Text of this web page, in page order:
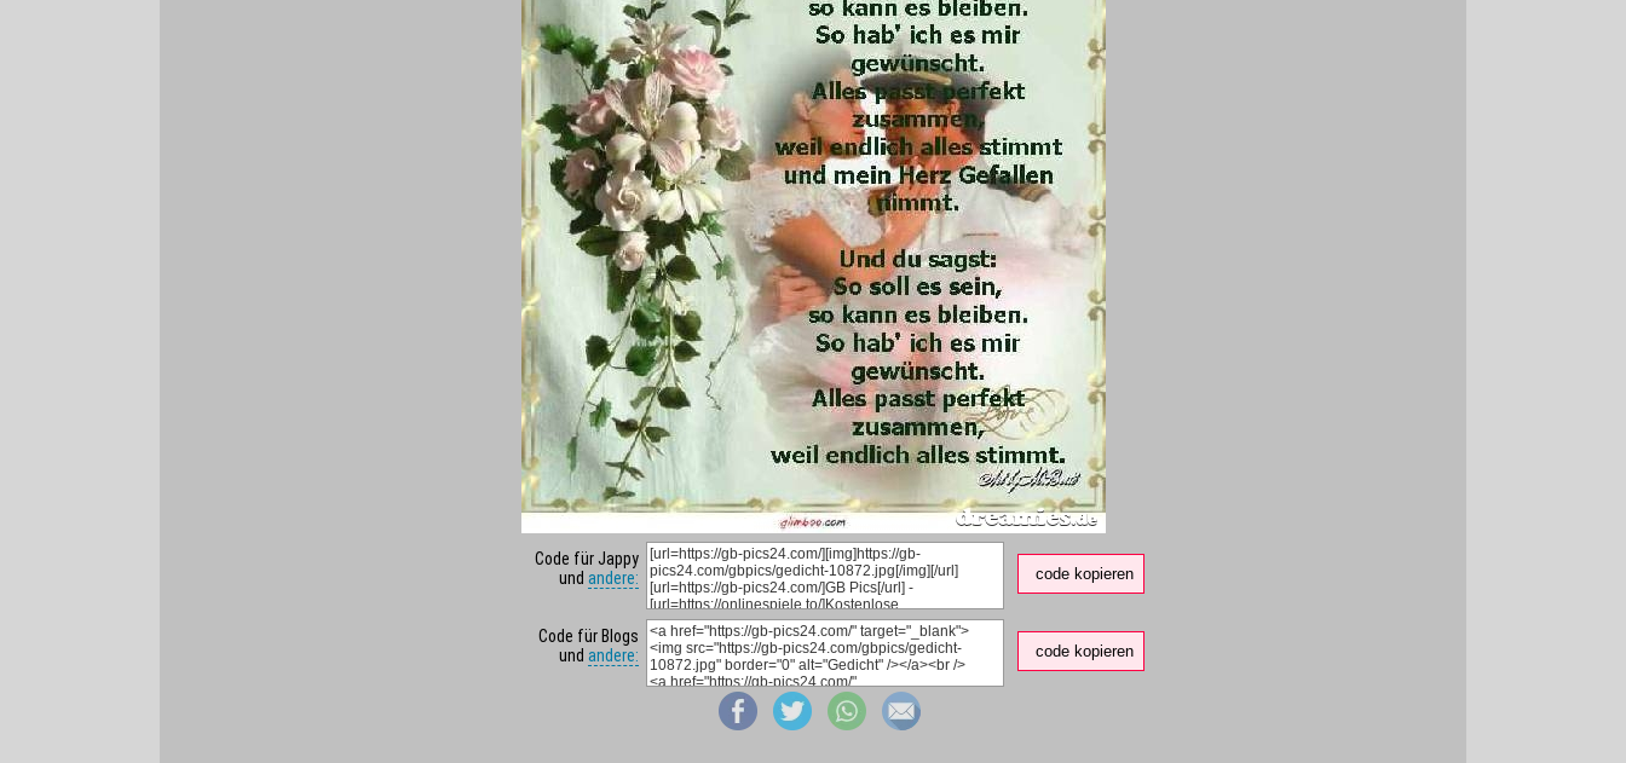
Code für Jappy
und andere: code kopieren
Code für Blogs
und andere: code kopieren